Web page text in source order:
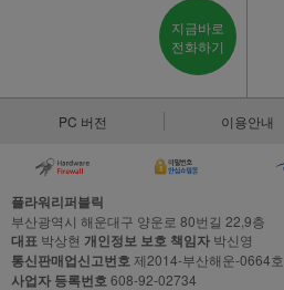
지금바로
전화하기
PC 버전 이용안내
플라워리퍼블릭
부산광역시 해운대구 양운로 80번길 22,9층
대표 박상현 개인정보 보호 책임자 박신영
통신판매업신고번호제2014-부산해운-0664호
사업자 등록번호608-92-02734